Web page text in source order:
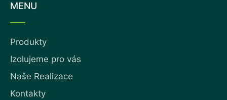
MENU
Produkty
Izolujeme pro vás
Naše Realizace
Kontakty